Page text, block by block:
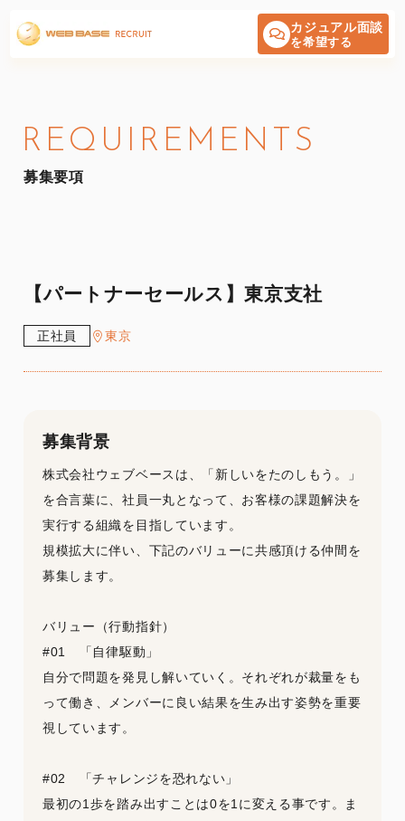
カジュアル面談
を希望する
REQUIREMENTS
募集要項
【パートナーセールス】東京支社
正社員 東京
募集背景
株式会社ウェブベースは、「新しいをたのしもう。」
を合言葉に、社員一丸となって、お客様の課題解決を
実行する組織を目指しています。
規模拡大に伴い、下記のバリューに共感頂ける仲間を
募集します。
バリュー（行動指針）
#01 「自律駆動」
自分で問題を発見し解いていく。それぞれが裁量をも
って働き、メンバーに良い結果を生み出す姿勢を重要
視しています。
#02 「チャレンジを恐れない」
最初の1歩を踏み出すことは0を1に変える事です。ま